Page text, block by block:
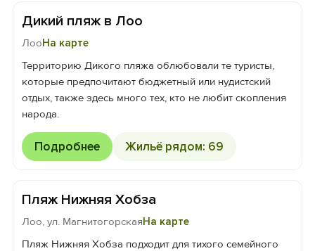
Дикий пляж в Лоо
ЛооНа карте
Территорию Дикого пляжа облюбовали те туристы,
которые предпочитают бюджетный или нудистский
отдых, также здесь много тех, кто не любит скопления
народа.
Подробнее Жильё рядом: 69
Пляж Нижняя Хобза
Лоо, ул. МагнитогорскаяНа карте
Пляж Нижняя Хобза подходит для тихого семейного